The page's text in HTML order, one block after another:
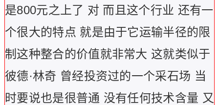
是800元之上了 对 而且这个行业 还有一
个很大的特点 就是由于它运输半径的限
制这种整合的价值就非常大 这就类似于
彼德·林奇 曾经投资过的一个采石场 当
时要说也是很普通 没有任何技术含量 又